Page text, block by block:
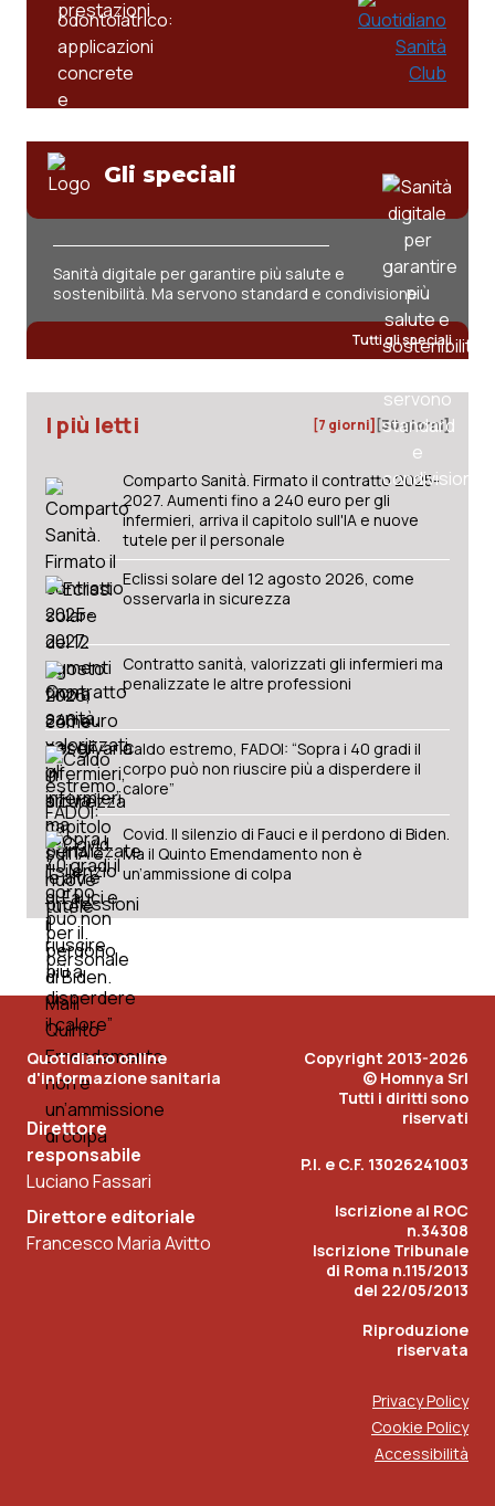
Gli speciali
Sanità digitale per garantire più salute e
sostenibilità. Ma servono standard e condivisione
Tutti gli speciali
I più letti [7 giorni] [30 giorni]
Comparto Sanità. Firmato il contratto 2025-
2027. Aumenti fino a 240 euro per gli
infermieri, arriva il capitolo sull'IA e nuove
tutele per il personale
Eclissi solare del 12 agosto 2026, come
osservarla in sicurezza
Contratto sanità, valorizzati gli infermieri ma
penalizzate le altre professioni
Caldo estremo, FADOI: “Sopra i 40 gradi il
corpo può non riuscire più a disperdere il
calore”
Covid. Il silenzio di Fauci e il perdono di Biden.
Ma il Quinto Emendamento non è
un’ammissione di colpa
Quotidiano online
d'informazione sanitaria
Direttore
responsabile
Luciano Fassari
Direttore editoriale
Francesco Maria Avitto
Copyright 2013-2026
© Homnya Srl
Tutti i diritti sono
riservati
P.I. e C.F. 13026241003
Iscrizione al ROC
n.34308
Iscrizione Tribunale
di Roma n.115/2013
del 22/05/2013
Riproduzione
riservata
Privacy Policy
Cookie Policy
Accessibilità